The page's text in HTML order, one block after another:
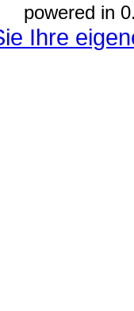
powered in
Ihre